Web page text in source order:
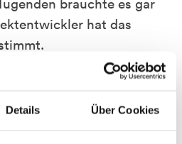
Details Über Cookies
brauchte es gar
hat das
sind wieder